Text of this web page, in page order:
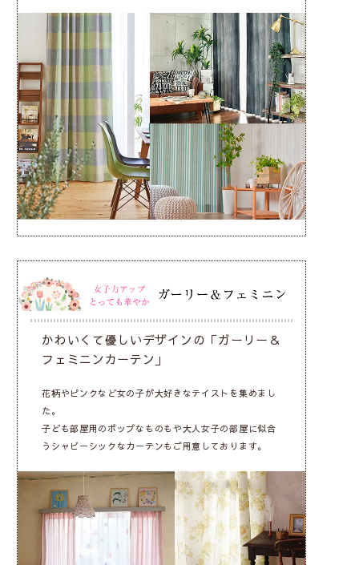
かわいくて優しいデザインの「ガーリー＆
フェミニンカーテン」
花柄やピンクなど女の子が大好きなテイストを集めまし
た。
子ども部屋用のポップなものもや大人女子の部屋に似合
うシャビーシックなカーテンもご用意しております。